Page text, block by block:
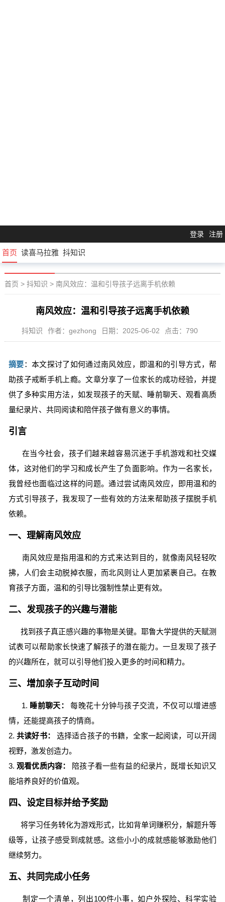
登录 注册
首页 读喜马拉雅 抖知识
首页 > 抖知识 > 南风效应：温和引导孩子远离手机依赖
南风效应：温和引导孩子远离手机依赖
抖知识 作者：gezhong 日期：2025-06-02 点击：790
摘要：本文探讨了如何通过南风效应，即温和的引导方式，帮
助孩子戒断手机上瘾。文章分享了一位家长的成功经验，并提
供了多种实用方法，如发现孩子的天赋、睡前聊天、观看高质
量纪录片、共同阅读和陪伴孩子做有意义的事情。
引言
在当今社会，孩子们越来越容易沉迷于手机游戏和社交媒
体，这对他们的学习和成长产生了负面影响。作为一名家长，
我曾经也面临过这样的问题。通过尝试南风效应，即用温和的
方式引导孩子，我发现了一些有效的方法来帮助孩子摆脱手机
依赖。
一、理解南风效应
南风效应是指用温和的方式来达到目的，就像南风轻轻吹
拂，人们会主动脱掉衣服，而北风则让人更加紧裹自己。在教
育孩子方面，温和的引导比强制性禁止更有效。
二、发现孩子的兴趣与潜能
找到孩子真正感兴趣的事物是关键。耶鲁大学提供的天赋测
试表可以帮助家长快速了解孩子的潜在能力。一旦发现了孩子
的兴趣所在，就可以引导他们投入更多的时间和精力。
三、增加亲子互动时间
1. 睡前聊天：
每晚花十分钟与孩子交流，不仅可以增进感
情，还能提高孩子的情商。
2.共读好书：
选择适合孩子的书籍，全家一起阅读，可以开阔
视野，激发创造力。
3.观看优质内容：
陪孩子看一些有益的纪录片，既增长知识又
能培养良好的价值观。
四、设定目标并给予奖励
将学习任务转化为游戏形式，比如背单词赚积分，解题升等
级等，让孩子感受到成就感。这些小小的成就感能够激励他们
继续努力。
五、共同完成小任务
制定一个清单，列出100件小事，如户外探险、科学实验